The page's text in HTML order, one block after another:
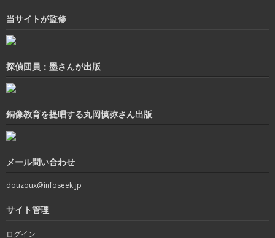
当サイトが監修
探偵団員：墨さんが出版
銅像教育を提唱する丸岡慎弥さん出版
メール問い合わせ
douzoux@infoseek.jp
サイト管理
ログイン